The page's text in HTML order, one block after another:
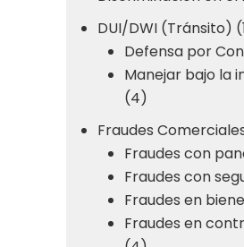
DUI/DWI (Tránsito)
Defensa por
Manejar bajo la
(4)
Fraudes
Fraudes con
Fraudes con
Fraudes en
Fraudes en